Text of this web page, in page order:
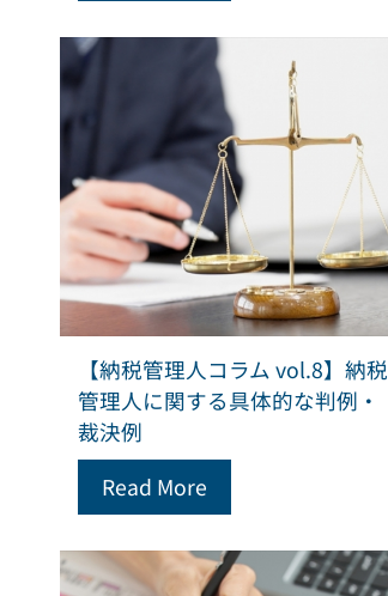
【納税管理人コラム vol.8】納税
管理人に関する具体的な判例・
裁決例
Read More